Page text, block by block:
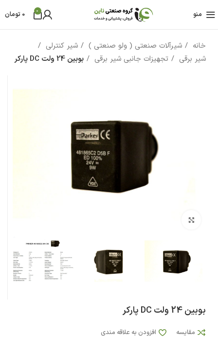
منو 0
0 تومان
خانه شیرآلات صنعتی ( ولو صنعتی )
شیر کنترلی
شیر برقی
تجهیزات جانبی شیر برقی بوبین 24 ولت DC پارکر
بوبین 24 ولت DC پارکر
مقایسه افزودن به علاقه مندی